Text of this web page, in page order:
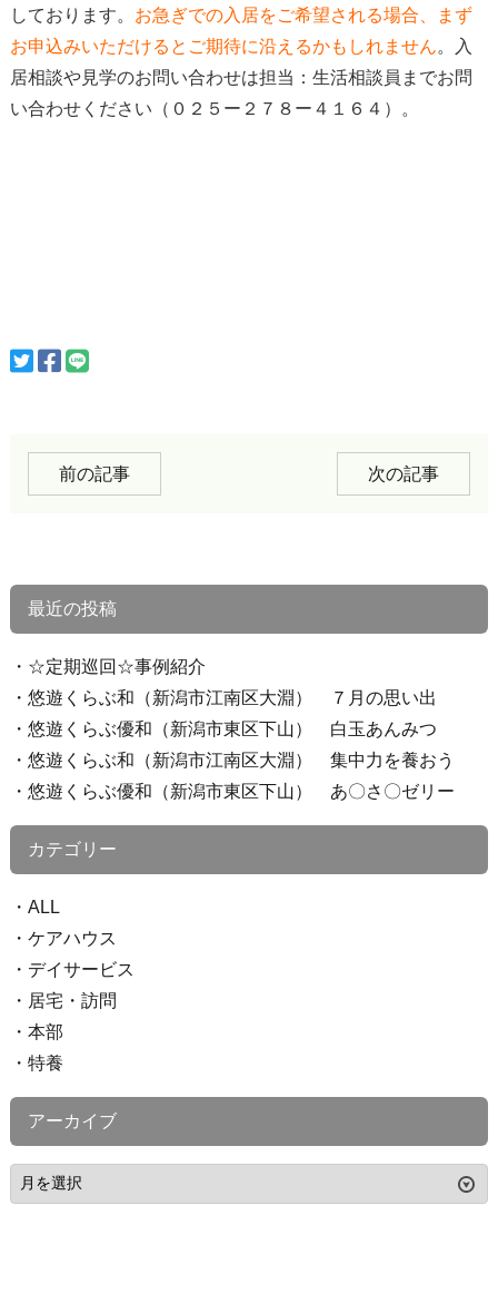
しております。 お急ぎでの入居をご希望される場合、
まず
お申込みいただけると ご期待に沿えるかもしれません。入
居相談や見学のお問い合わせは担当：生活相談員までお問
い合わせください（０２５ー２７８ー４１６４）。
前の記事 次の記事
最近の投稿
☆定期巡回☆事例紹介
悠遊くらぶ和（新潟市江南区大淵） ７月の思い出
悠遊くらぶ優和（新潟市東区下山） 白玉あんみつ
悠遊くらぶ和（新潟市江南区大淵） 集中力を養おう
悠遊くらぶ優和（新潟市東区下山） あ〇さ〇ゼリー
カテゴリー
ALL
ケアハウス
デイサービス
居宅・訪問
本部
特養
アーカイブ